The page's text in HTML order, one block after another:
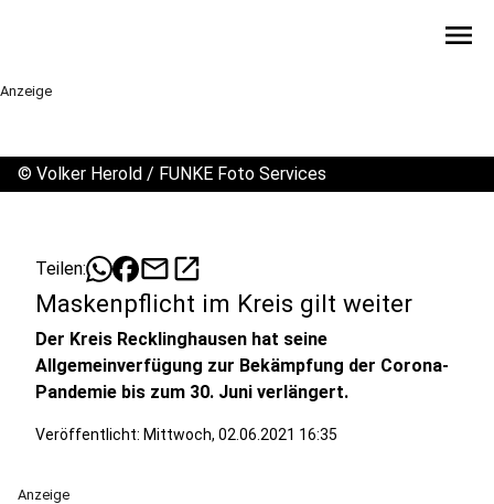
menu
Anzeige
© Volker Herold / FUNKE Foto Services
Teilen: mailopen_in_new
Maskenpflicht im Kreis gilt weiter
Der Kreis Recklinghausen hat seine
Allgemeinverfügung zur Bekämpfung der Corona-
Pandemie bis zum 30. Juni verlängert.
Veröffentlicht: Mittwoch, 02.06.2021 16:35
Anzeige